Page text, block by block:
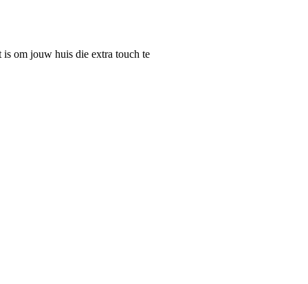
is om jouw huis die extra touch te